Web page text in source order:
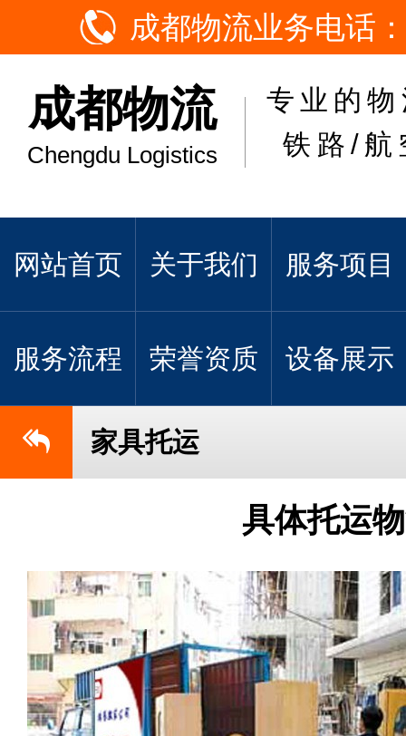
成都物流业务电话
成都物流
Chengdu Logistics
专业的
铁路/航
网站首页 关于我们 服务项目
服务流程 荣誉资质 设备展示
家具托运
具体托运